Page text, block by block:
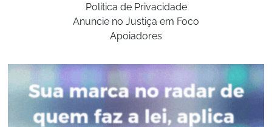
Politica de Privacidade
Anuncie no Justiça em Foco
Apoiadores